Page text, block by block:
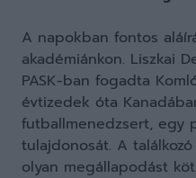
A napokban fontos
akadémiánkon. Liszkai
PASK-ban fogadta
évtizedek óta
futballmenedzsert, egy
tulajdonosát. A
olyan megállapodást